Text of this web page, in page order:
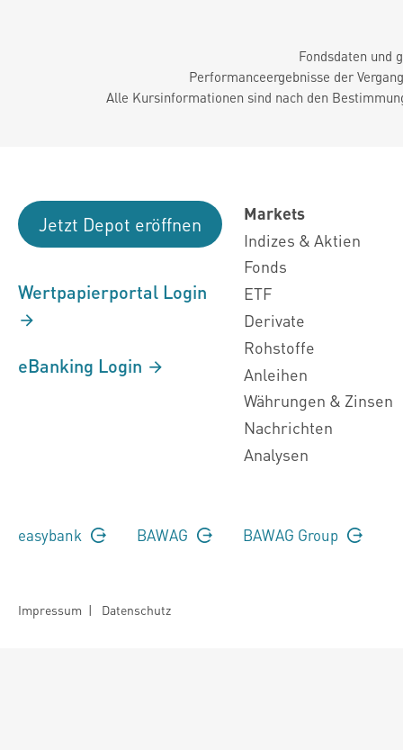
Fondsdaten und
Performanceergebnisse der
Alle Kursinformationen sind nach den
Jetzt Depot eröffnen
Wertpapierportal Login
eBanking Login
Markets
Indizes & Aktien
Fonds
ETF
Derivate
Rohstoffe
Anleihen
Währungen & Zinsen
Nachrichten
Analysen
easybank BAWAG BAWAG Group
Impressum | Datenschutz